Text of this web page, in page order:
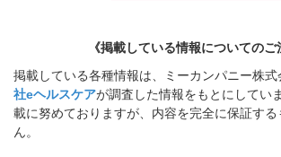
《掲載している情報についてのご
掲載している各種情報は、ミーカンパニー株式
社eヘルスケアが調査した情報をもとにしてい
載に努めておりますが、内容を完全に保証す
ん。